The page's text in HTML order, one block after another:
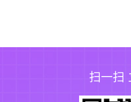
扫一扫